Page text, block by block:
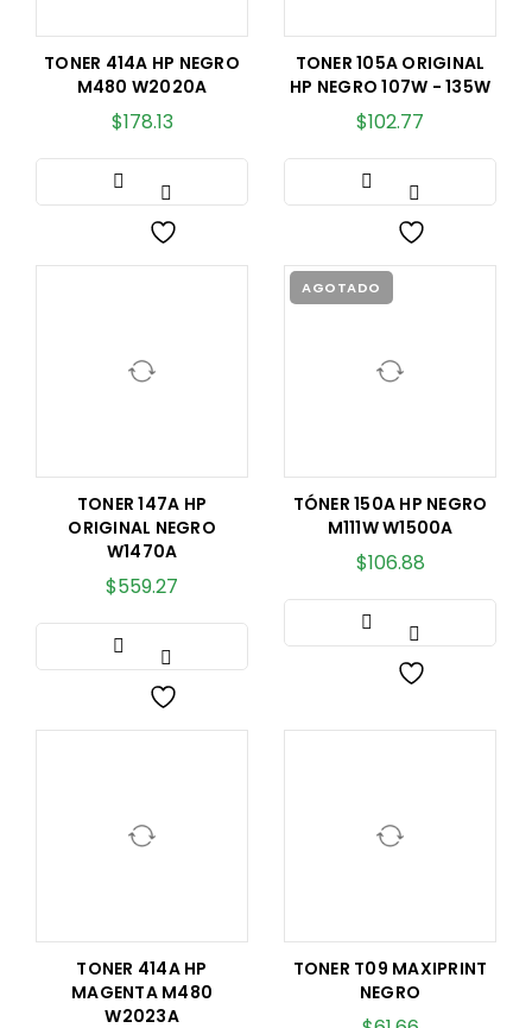
TONER 414A HP NEGRO
M480 W2020A
$178.13
TONER 105A ORIGINAL
HP NEGRO 107W - 135W
$102.77
TONER 147A HP
ORIGINAL NEGRO
W1470A
$559.27
AGOTADO
TÓNER 150A HP NEGRO
M111W W1500A
$106.88
TONER 414A HP
MAGENTA M480
W2023A
TONER T09 MAXIPRINT
NEGRO